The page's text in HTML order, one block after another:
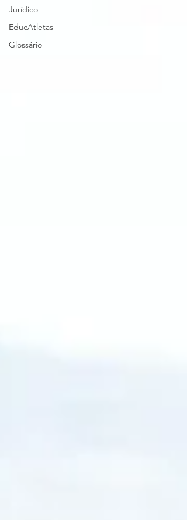
Jurídico
EducAtletas
Glossário